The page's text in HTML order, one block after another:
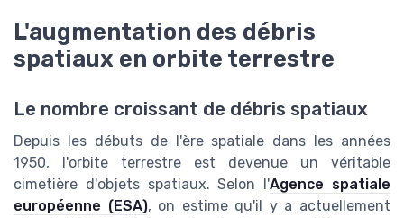
L'augmentation des débris
spatiaux en orbite terrestre
Le nombre croissant de débris spatiaux
Depuis les débuts de l'ère spatiale dans les années
1950, l'orbite terrestre est devenue un véritable
cimetière d'objets spatiaux. Selon l'Agence spatiale
européenne (ESA), on estime qu'il y a actuellement